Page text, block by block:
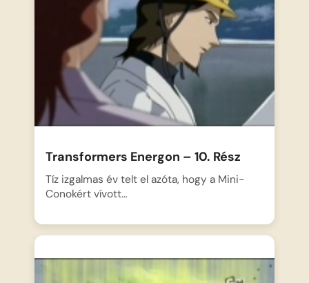
Transformers Energon – 10. Rész
Tíz izgalmas év telt el azóta, hogy a Mini-
Conokért vívott…